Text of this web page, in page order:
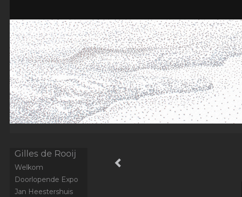
Gilles de Rooij
Welkom
Doorlopende Expo
Jan Heestershuis